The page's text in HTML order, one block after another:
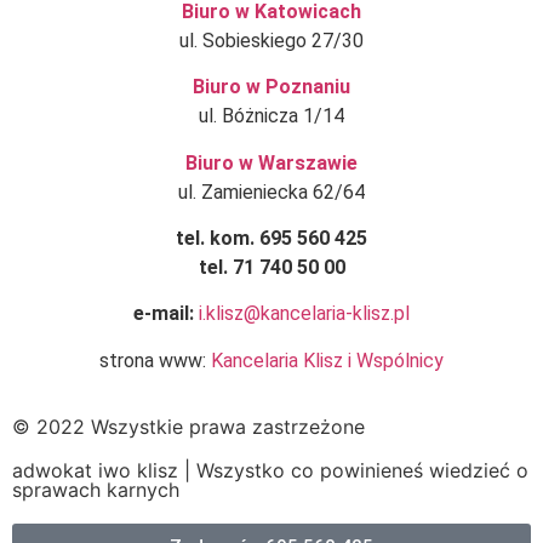
Biuro w Katowicach
ul. Sobieskiego 27/30
Biuro w Poznaniu
ul. Bóżnicza 1/14
Biuro w Warszawie
ul. Zamieniecka 62/64
tel. kom. 695 560 425
tel. 71 740 50 00
e-mail: i.klisz@kancelaria-klisz.pl
strona www: Kancelaria Klisz i Wspólnicy
© 2022 Wszystkie prawa zastrzeżone
adwokat iwo klisz | Wszystko co powinieneś wiedzieć o
sprawach karnych